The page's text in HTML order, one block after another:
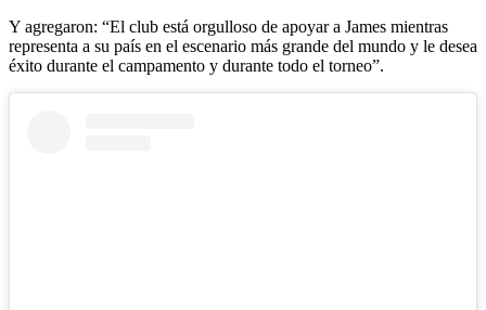
Y agregaron: “El club está orgulloso de apoyar a James mientras
representa a su país en el escenario más grande del mundo y le desea
éxito durante el campamento y durante todo el torneo”.